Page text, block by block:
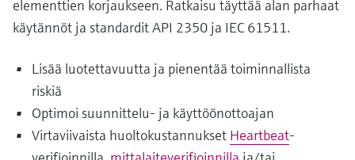
elementtien korjaukseen. Ratkaisu täyttää alan parhaat
käytännöt ja standardit API 2350 ja IEC 61511.
Lisää luotettavuutta ja pienentää toiminnallista
riskiä
Optimoi suunnittelu- ja käyttöönottoajan
Virtaviivaista huoltokustannukset Heartbeat-